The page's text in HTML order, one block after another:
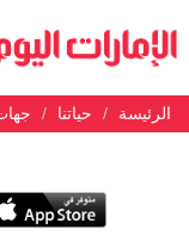
الرئيسة حياتنا